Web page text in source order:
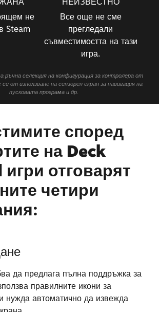
не
Steam
Все още не сме
прегледали
съвместимостта на тази
игра.
ръчна селекция на конфигурация за контролера от
от използване на сензорен екран за навигация на
пусковата програма и др.
според
на Deck
отговарят
четири
да предлага пълна поддръжка за
правилните икони за
нужда автоматично да извежда